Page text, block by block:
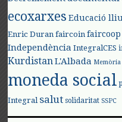
ecoxarxes Educació
Enric Duran faircoin faircoop
Independència IntegralCES
Kurdistan L'Albada
moneda social
Integral salut solidaritat SSPC